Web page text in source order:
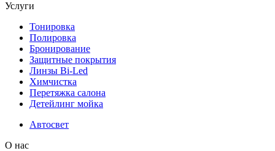
Услуги
Тонировка
Полировка
Бронирование
Защитные покрытия
Линзы Bi-Led
Химчистка
Перетяжка салона
Детейлинг мойка
Автосвет
О нас